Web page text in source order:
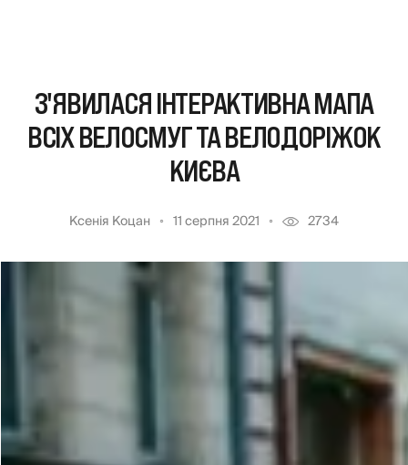
З'ЯВИЛАСЯ ІНТЕРАКТИВНА МАПА
ВСІХ ВЕЛОСМУГ ТА ВЕЛОДОРІЖОК
КИЄВА
Ксенія Коцан 11 серпня 2021 2734